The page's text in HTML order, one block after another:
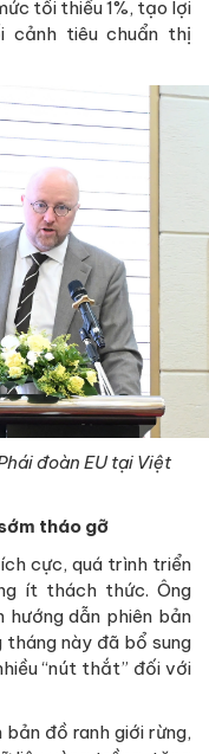
tối thiểu 1%, tạo lợi
cảnh tiêu chuẩn thị
đoàn EU tại Việt
tháo gỡ
cực, quá trình triển
ít thách thức. Ông
hướng dẫn phiên bản
này đã bổ sung
“nút thắt” đối với
đồ ranh giới rừng,